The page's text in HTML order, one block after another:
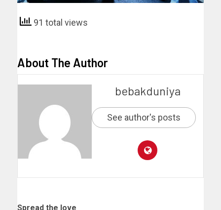
91 total views
About The Author
bebakduniya
See author's posts
Spread the love